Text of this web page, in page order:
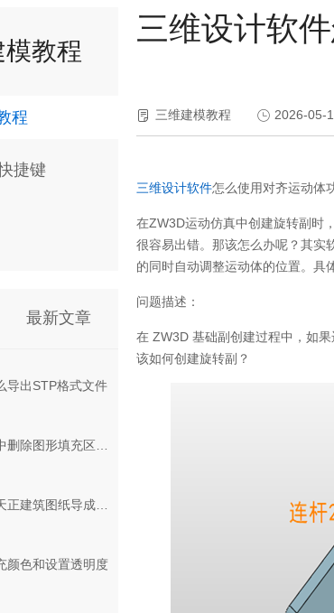
教程
程
捷键
最新文章
导出STP格式文件
如何在CAD中删除图形填充区域的一部分
CAD如何把天正建筑图纸导成天正T3/T8/T9格式版本
颜色和设置透明度
三维设计软
三维建模教程 2026-05-
三维设计软件怎么使用对齐运动体
在ZW3D运动仿真中创建旋转副时
很容易出错。那该怎么办呢？其
的同时自动调整运动体的位置。具
问题描述：
在 ZW3D 基础副创建过程中，如
该如何创建旋转副？